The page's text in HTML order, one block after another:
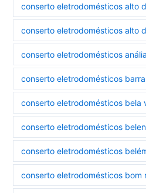
conserto eletrodomésticos alto
conserto eletrodomésticos alto
conserto eletrodomésticos
conserto eletrodomésticos
conserto eletrodomésticos bela
conserto eletrodomésticos
conserto eletrodomésticos
conserto eletrodomésticos bom